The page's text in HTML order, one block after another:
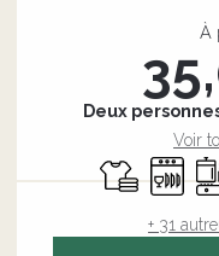
À
Deux
Voir
Draps et
Lave
+ 31